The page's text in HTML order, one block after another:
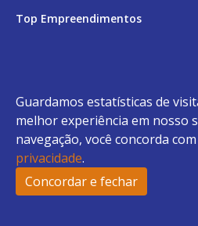
Guardamos estatísticas de
melhor experiência em nosso
navegação, você concorda com
privacidade.
Concordar e fechar
Top Empreendimentos
Top 9 Financiamento Bancário
Top 9 Financiamento Direto
Top 9 Vista Total para o Mar